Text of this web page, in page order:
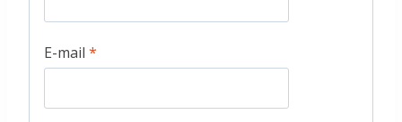
E-mail *